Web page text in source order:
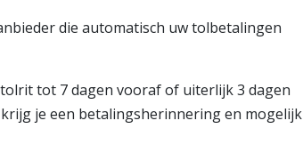
die automatisch uw tolbetalingen
tot 7 dagen vooraf of uiterlijk 3 dagen
je een betalingsherinnering en mogelijk